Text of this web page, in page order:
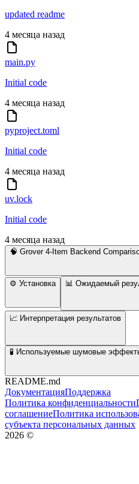
updated readme
4 месяца назад
main.py
Initial code
4 месяца назад
pyproject.toml
Initial code
4 месяца назад
uv.lock
Initial code
4 месяца назад
🧠 Grover 4-Item Backend
⚙️ Установка 📊 Ожидаемый
📈 Интерпретация результатов
🧪 Используемые шумовые
README.md
ДокументацияПоддержка
Политика конфиденциальности
соглашениеПолитика
субъекта персональных данных
2026 ©